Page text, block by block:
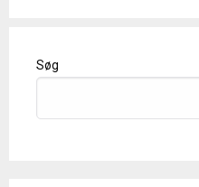
Søg